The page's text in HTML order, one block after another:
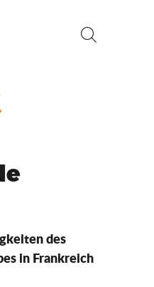
des
in Frankreich